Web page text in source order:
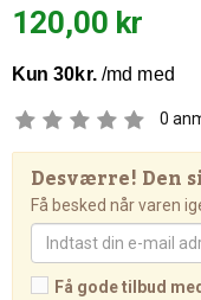
120,00 kr
0
Desværre! Den
Få besked når varen
Få gode tilbud